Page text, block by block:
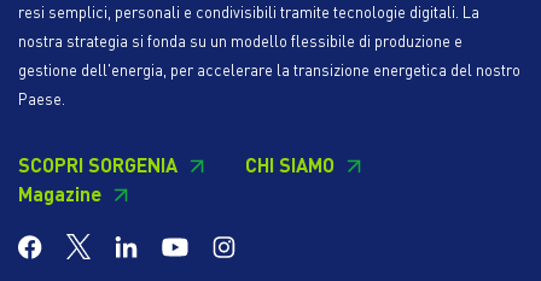
resi semplici, personali e condivisibili tramite tecnologie digitali. La
nostra strategia si fonda su un modello flessibile di produzione e
gestione dell'energia, per accelerare la transizione energetica del nostro
Paese.
SCOPRI SORGENIA
CHI SIAMO
Magazine